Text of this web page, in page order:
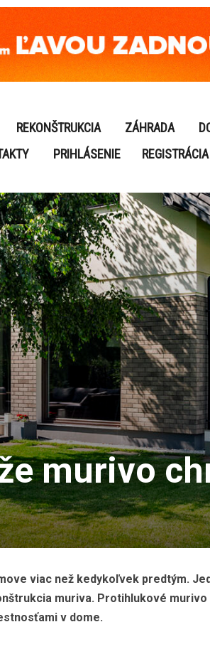
REKONŠTRUKCIA ZÁHRADA
PRIHLÁSENIE REGISTRÁCIA
murivo
viac než kedykoľvek predtým.
muriva. Protihlukové murivo
v dome.